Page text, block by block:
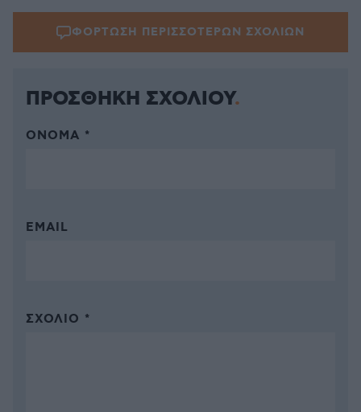
ΦΟΡΤΩΣΗ ΠΕΡΙΣΣΟΤΕΡΩΝ ΣΧΟΛΙΩΝ
ΠΡΟΣΘΗΚΗ ΣΧΟΛΙΟΥ
ΌΝΟΜΑ *
EMAIL
ΣΧΌΛΙΟ *